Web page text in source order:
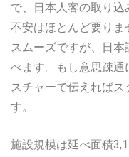
で、日本人客の取り
不安はほとんど要りま
スムーズですが、日
べます。もし意思疎
スチャーで伝えれば
す。
施設規模は延べ面積